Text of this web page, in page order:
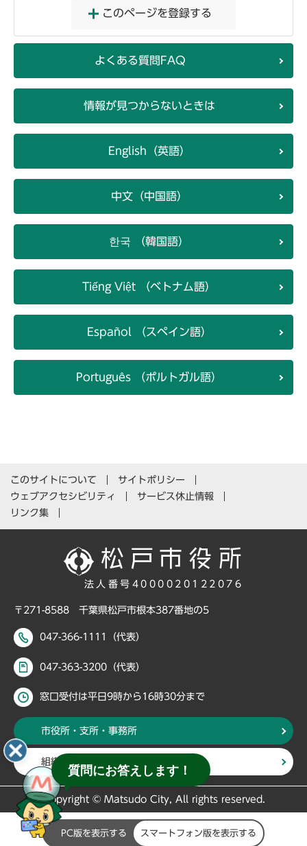
このページを登録する
よくある質問FAQ
情報が見つからないときは
English（英語）
中文（中国語）
한국 （韓国語）
Tiếng Việt （ベトナム語）
Español （スペイン語）
Português （ポルトガル語）
このサイトについて
サイトポリシー
ウェブアクセシビリティ
サービス休止情報
リンク集
法人番号4000020122076
〒271-8588 千葉県松戸市根本387番地の5
047-366-1111（代表）
047-363-3200（代表）
窓口受付は平日9時から16時30分まで
市役所・支所・事務所
組織・部署から探す
Copyright © Matsudo City, All rights reserved.
PC版を表示する スマートフォン版を表示する
質問にお答えします！